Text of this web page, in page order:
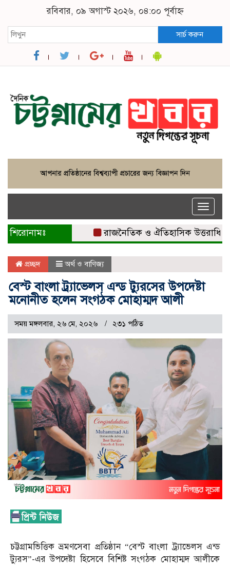
রবিবার, ০৯ অগাস্ট ২০২৬, ০৪:০০ পূর্বাহ্ন
সার্চ করুন
Toggle
শিরোনামঃ রাজনৈতিক ও ঐতিহাসিক
প্রচ্ছদ অর্থ ও বাণিজ্য
বেস্ট বাংলা ট্র্যাভেলস এন্ড ট্যুরসের উপদেষ্টা
মনোনীত হলেন সংগঠক মোহাম্মদ আলী
সময় মঙ্গলবার, ২৬ মে, ২০২৬ ২৩১ পঠিত
চট্টগ্রামভিত্তিক ভ্রমণসেবা প্রতিষ্ঠান “বেস্ট বাংলা ট্র্যাভেলস এন্ড
ট্যুরস”-এর উপদেষ্টা হিসেবে বিশিষ্ট সংগঠক মোহাম্মদ আলীকে